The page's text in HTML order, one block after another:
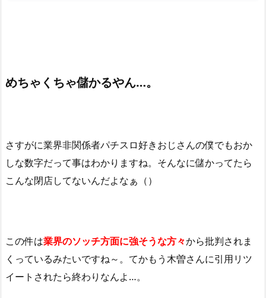
めちゃくちゃ儲かるやん…。
さすがに業界非関係者パチスロ好きおじさんの僕でもおか
しな数字だって事はわかりますね。そんなに儲かってたら
こんな閉店してないんだよなぁ（）
この件は業界のソッチ方面に強そうな方々から批判されま
くっているみたいですね～。てかもう木曽さんに引用リツ
イートされたら終わりなんよ…。